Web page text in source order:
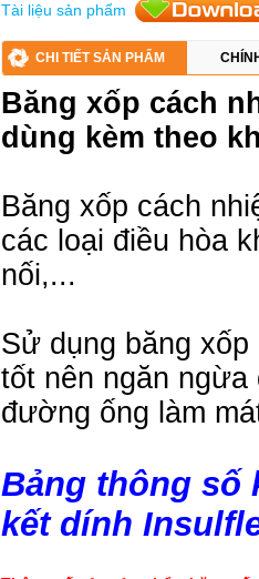
Tài liệu sản phẩm
CHI TIẾT SẢN PHẨM
Băng xốp cách
dùng kèm theo
Băng xốp cách
các loại điều hòa
nối,...
Sử dụng băng
tốt nên ngăn
đường ống làm
Bảng thông số
kết dính